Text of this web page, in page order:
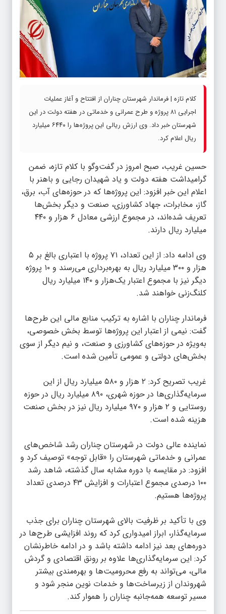
کلام تازه | فرماندار شهرستان چناران از افتتاح و آغاز عملیات
اجرایی ۸۱ پروژه و طرح عمرانی و خدماتی در هفته دولت در این
شهرستان خبر داد. وی ارزش ریالی این پروژه‌ها را ۶۴۴۰ میلیارد
ریال اعلام کرد.
حسین غریب، صبح امروز در گفت‌وگو با کلام تازه، ضمن
گرامیداشت هفته دولت و یاد شهیدان رجایی و باهنر با
اعلام این خبر افزود: این پروژه‌ها که در حوزه‌های آب، برق،
گاز، مخابرات، جهاد کشاورزی، صنعت و دیگر بخش‌ها
تعریف شده‌اند، در مجموع ارزشی معادل ۶ هزار و ۴۴۰
میلیارد ریال دارند.
وی ادامه داد: از این تعداد، ۷۱ پروژه با اعتباری بالغ بر ۵
هزار و ۳۰۰ میلیارد ریال به بهره‌برداری می‌رسند و ۱۰ پروژه
دیگر نیز با مجموع اعتبار یک‌هزار و ۱۴۰ میلیارد ریال
کلنگ‌زنی خواهند شد.
فرماندار چناران با اشاره به ترکیب منابع مالی این طرح‌ها
گفت: نیمی از اعتبار این پروژه‌ها توسط بخش خصوصی،
به‌ویژه در حوزه‌های کشاورزی و صنعت، و نیم دیگر از سوی
بخش‌های دولتی و عمومی تأمین شده است.
غریب تصریح کرد: ۲ هزار و ۵۸۰ میلیارد ریال از این
سرمایه‌گذاری‌ها در حوزه شهری، ۸۹۰ میلیارد ریال در حوزه
روستایی و ۲ هزار و ۹۷۰ میلیارد ریال نیز در بخش صنعت
هزینه شده است.
نماینده عالی دولت در شهرستان چناران رشد شاخص‌های
عمرانی و خدماتی شهرستان را «قابل توجه» توصیف کرد و
افزود: در مقایسه با دوره مشابه سال گذشته، شاهد رشد
۱۰۰ درصدی مجموع اعتبارات و افزایش ۴۳ درصدی تعداد
پروژه‌ها هستیم.
وی با تأکید بر ظرفیت بالای شهرستان چناران برای جذب
سرمایه‌گذار، ابراز امیدواری کرد که روند افزایشی طرح‌ها در
دوره‌های بعد نیز ادامه داشته باشد و در ادامه خاطرنشان
کرد: این سرمایه‌گذاری‌ها علاوه بر رونق اقتصادی و گردش
مالی، می‌تواند به رفع محرومیت‌ها و بهره‌مندی بیشتر
شهروندان از زیرساخت‌ها و خدمات نوین منجر شود و
مسیر توسعه همه‌جانبه چناران را هموار کند.